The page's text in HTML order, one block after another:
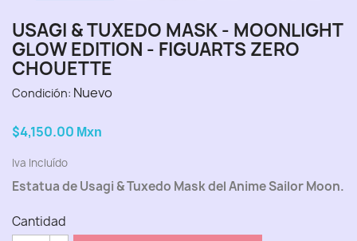
USAGI & TUXEDO MASK - MOONLIGHT
GLOW EDITION - FIGUARTS ZERO
CHOUETTE
Condición: Nuevo
$4,150.00 Mxn
Iva Incluído
Estatua de Usagi & Tuxedo Mask del Anime Sailor Moon.
Cantidad